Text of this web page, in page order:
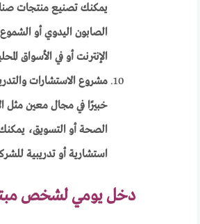
يمكنك تصنيع منتجات
الصابون اليدوي أو
الإنترنت أو في الأسواق
مشروع الاستشارات
خبيرًا في مجال معين مثل
الصحة أو التسويق،
استشارية أو تدريبية
دخل يومي لشخص